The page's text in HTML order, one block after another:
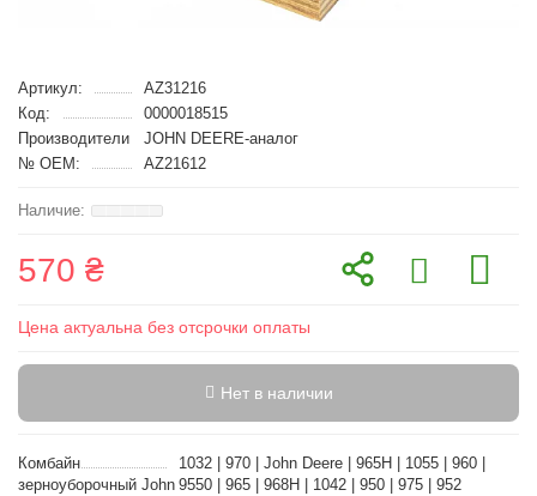
Артикул:
AZ31216
Код:
0000018515
Производители
JOHN DEERE-аналог
№ OEM:
AZ21612
570 ₴
Цена актуальна без отсрочки оплаты
Нет в наличии
Комбайн
зерноуборочный John
1032 | 970 | John Deere | 965H | 1055 | 960 |
9550 | 965 | 968H | 1042 | 950 | 975 | 952